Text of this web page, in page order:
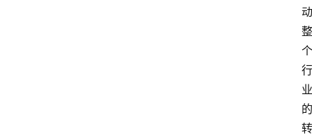
动
整
个
行
业
的
转